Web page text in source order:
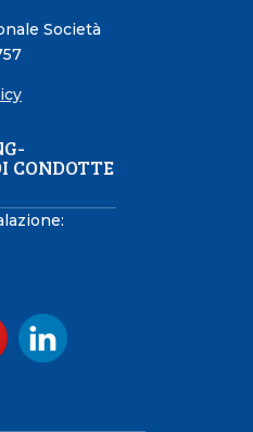
Società
CONDOTTE